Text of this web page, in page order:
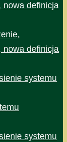
nowa definicja
nowa definicja
systemu
systemu